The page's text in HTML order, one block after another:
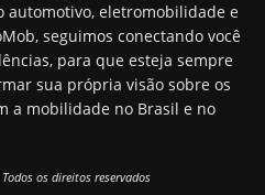
automotivo, eletromobilidade e
seguimos conectando você
para que esteja sempre
sua própria visão sobre os
a mobilidade no Brasil e no
os direitos reservados